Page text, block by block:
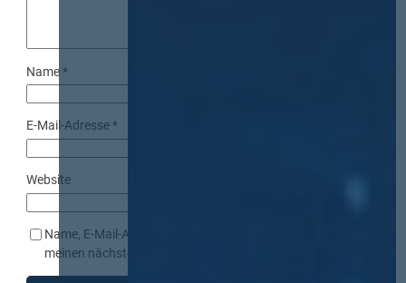
Name*
E-Mail-Adresse*
Website
Name, E-Mail-Adresse und Website in diesem Browser für
meinen nächsten Kommentar speichern.